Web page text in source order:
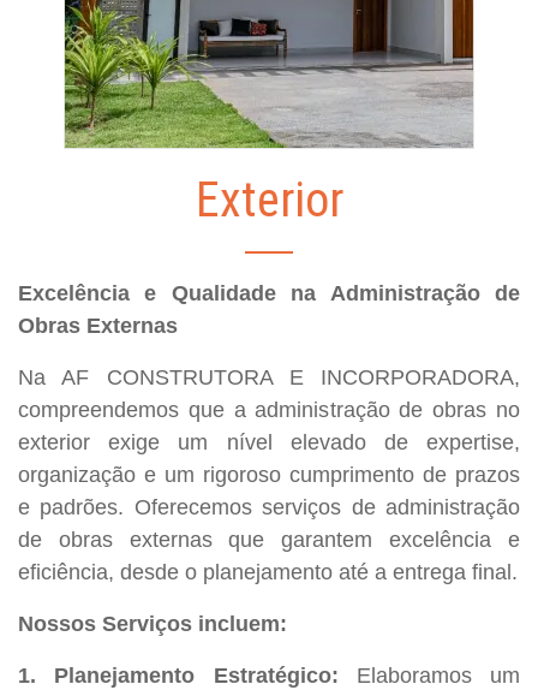
Exterior
Excelência e Qualidade na Administração de
Obras Externas
Na AF CONSTRUTORA E INCORPORADORA,
compreendemos que a administração de obras no
exterior exige um nível elevado de expertise,
organização e um rigoroso cumprimento de prazos
e padrões. Oferecemos serviços de administração
de obras externas que garantem excelência e
eficiência, desde o planejamento até a entrega final.
Nossos Serviços incluem:
1. Planejamento Estratégico: Elaboramos um